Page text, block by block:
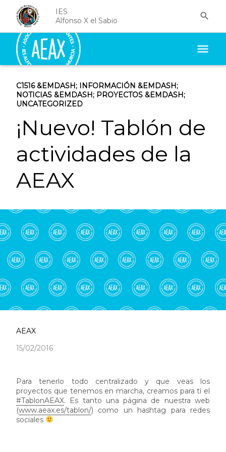
IES
Alfonso X el Sabio

menu
C1516&EMDASH; INFORMACIÓN &EMDASH;
NOTICIAS &EMDASH; PROYECTOS &EMDASH;
UNCATEGORIZED
¡Nuevo! Tablón de
actividades de la
AEAX
AEAX
15/02/2016
Para tenerlo todo centralizado y que veas los
proyectos que tenemos en marcha, creamos para tí el
#TablonAEAX. Es tanto una página de nuestra web
(www.aeax.es/tablon/) como un hashtag para redes
sociales